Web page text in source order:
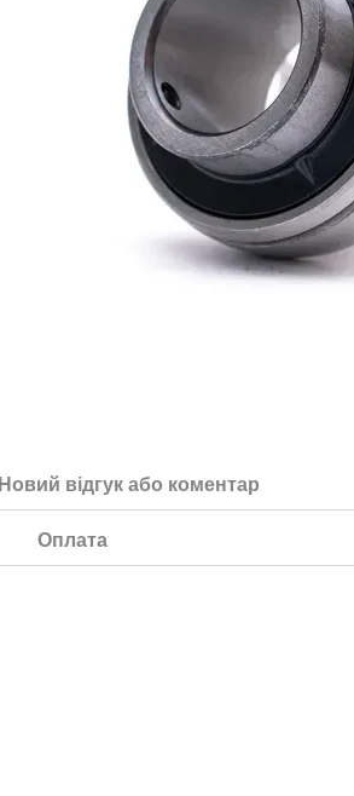
Новий відгук або коментар
Оплата